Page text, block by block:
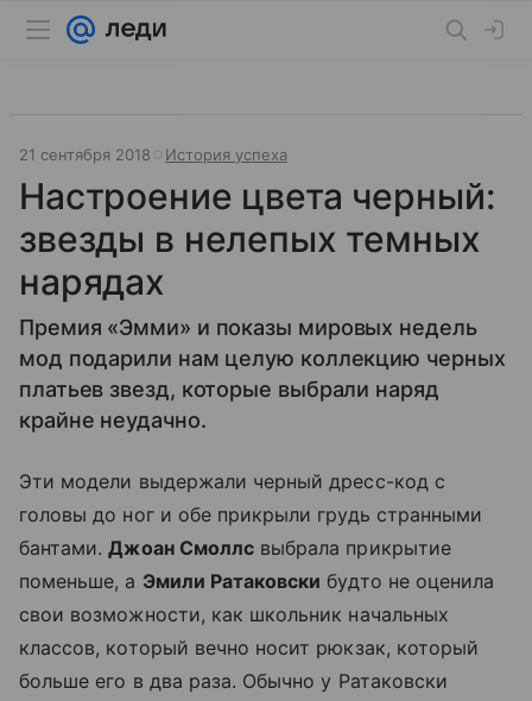
21 сентября 2018 История успеха
Настроение цвета черный:
звезды в нелепых темных
нарядах
Премия «Эмми» и показы мировых недель
мод подарили нам целую коллекцию черных
платьев звезд, которые выбрали наряд
крайне неудачно.
Эти модели выдержали черный дресс-код с
головы до ног и обе прикрыли грудь странными
бантами.Джоан Смоллс выбрала прикрытие
поменьше, а Эмили Ратаковски будто не оценила
свои возможности, как школьник начальных
классов, который вечно носит рюкзак, который
больше его в два раза. Обычно у Ратаковски